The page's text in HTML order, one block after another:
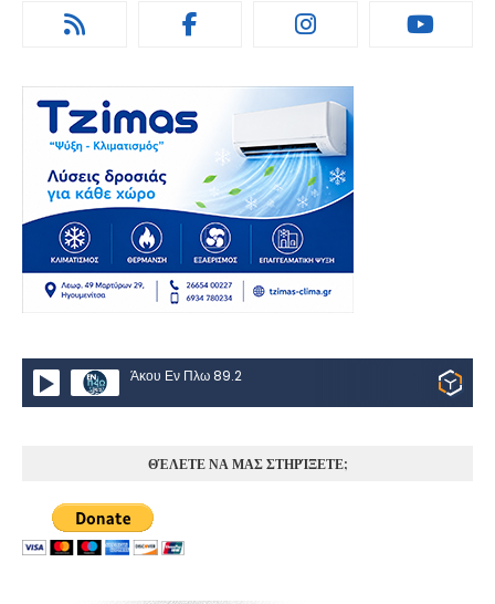
Άκου Εν Πλω 89.2
ΘΈΛΕΤΕ ΝΑ ΜΑΣ ΣΤΗΡΊΞΕΤΕ;